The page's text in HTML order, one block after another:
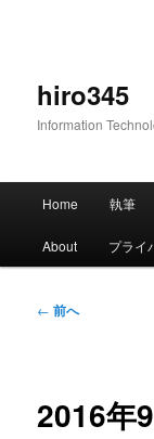
hiro345
Information
メ
Home 執筆
About プライ
投
ー
← 前へ
2016年